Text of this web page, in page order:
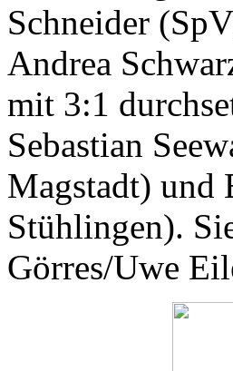
Schneider
Andrea
mit 3:1
Sebastian
Magstadt) und
Stühlingen).
Görres/Uwe